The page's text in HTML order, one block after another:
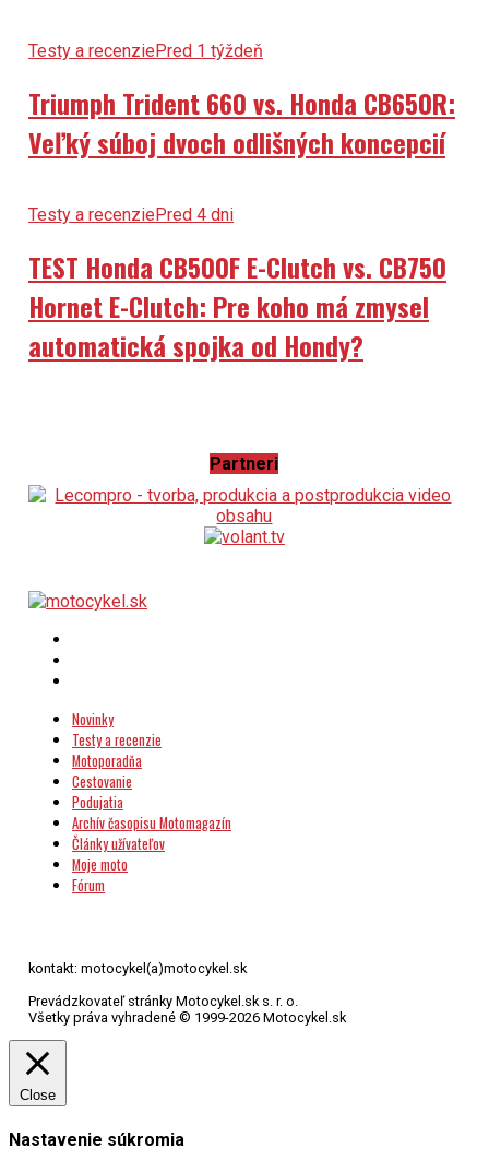
Testy a recenziePred 1 týždeň
Triumph Trident 660 vs. Honda CB650R:
Veľký súboj dvoch odlišných koncepcií
Testy a recenziePred 4 dni
TEST Honda CB500F E-Clutch vs. CB750
Hornet E-Clutch: Pre koho má zmysel
automatická spojka od Hondy?
Partneri
Novinky
Testy a recenzie
Motoporadňa
Cestovanie
Podujatia
Archív časopisu Motomagazín
Články užívateľov
Moje moto
Fórum
kontakt: motocykel(a)motocykel.sk
Prevádzkovateľ stránky Motocykel.sk s. r. o.
Všetky práva vyhradené © 1999-2026 Motocykel.sk
Close
Nastavenie súkromia